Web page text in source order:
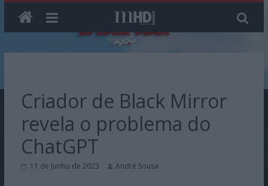
contentCriador de Black Mirror
revela o problema do
ChatGPT
11 de Junho de 2023 André Sousa